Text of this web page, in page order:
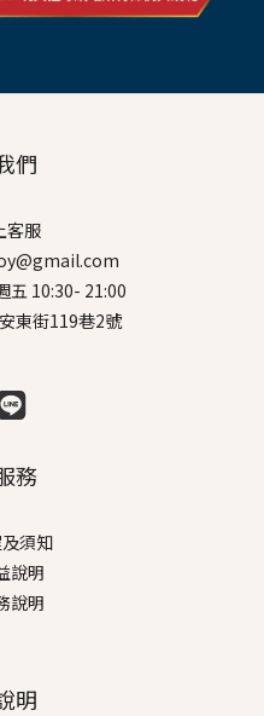
們
客服
五 10:30- 21:00
東街119巷2號
務
須知
說明
說明
明